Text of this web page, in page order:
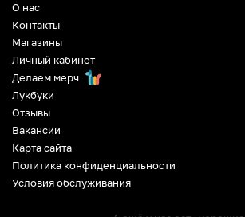
О нас
Контакты
Магазины
Личный кабинет
Делаем мерч
Лукбуки
Отзывы
Вакансии
Карта сайта
Политика конфиденциальности
Условия обслуживания